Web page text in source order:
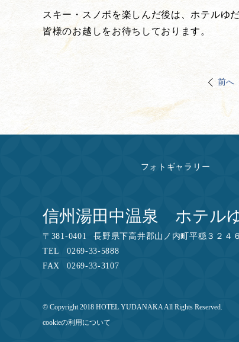
スキー・スノボを楽しんだ後は、ホテルゆ
皆様のお越しをお待ちしております。
前へ
フォトギャラリー
信州湯田中温泉 ホテル
〒 381-0401
長野県下高井郡山ノ内町平穏３２４
TEL
0269-33-5888
FAX
0269-33-3107
© Copyright 2018 HOTEL YUDANAKA All Rights Reserved.
cookieの利用について